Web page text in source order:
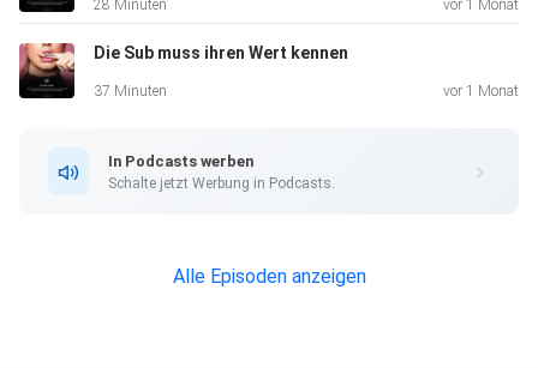
28 Minuten vor 1 Monat
Die Sub muss ihren Wert kennen
37 Minuten vor 1 Monat
In Podcasts werben
Schalte jetzt Werbung in Podcasts.
Alle Episoden anzeigen